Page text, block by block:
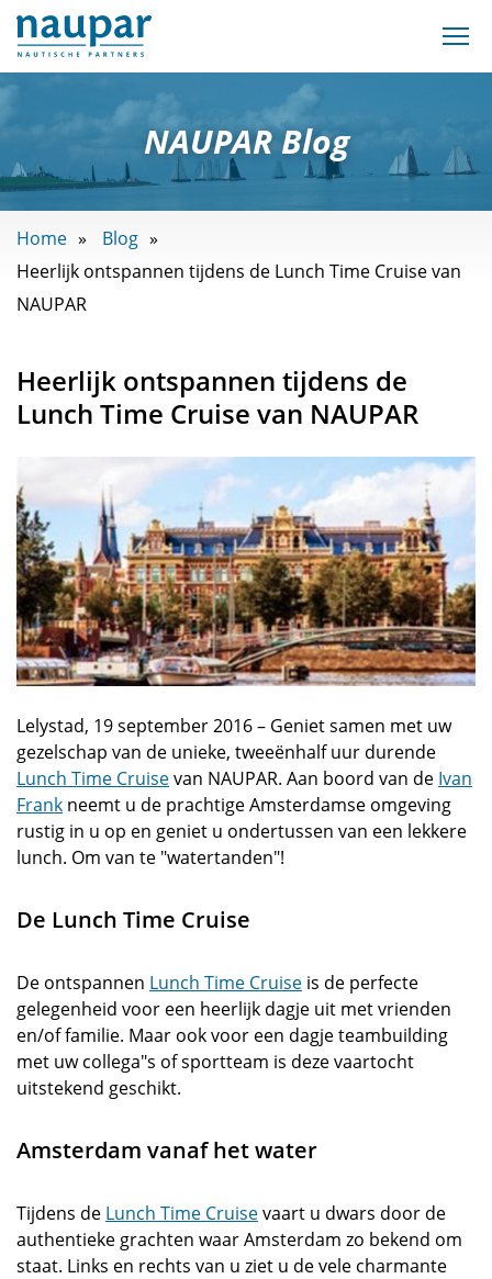
NAUPAR Blog
Home
Blog
Heerlijk ontspannen tijdens de Lunch Time Cruise van
NAUPAR
Heerlijk ontspannen tijdens de
Lunch Time Cruise van NAUPAR
Lelystad, 19 september 2016 – Geniet samen met uw
gezelschap van de unieke, tweeënhalf uur durende
Lunch Time Cruisevan NAUPAR. Aan boord van de Ivan
Frank neemt u de prachtige Amsterdamse omgeving
rustig in u op en geniet u ondertussen van een lekkere
lunch. Om van te "watertanden"!
De Lunch Time Cruise
De ontspannen Lunch Time Cruise is de perfecte
gelegenheid voor een heerlijk dagje uit met vrienden
en/of familie. Maar ook voor een dagje teambuilding
met uw collega"s of sportteam is deze vaartocht
uitstekend geschikt.
Amsterdam vanaf het water
Tijdens de Lunch Time Cruisevaart u dwars door de
authentieke grachten waar Amsterdam zo bekend om
staat. Links en rechts van u ziet u de vele charmante